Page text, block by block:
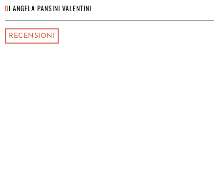
DI ANGELA PANSINI VALENTINI
RECENSIONI